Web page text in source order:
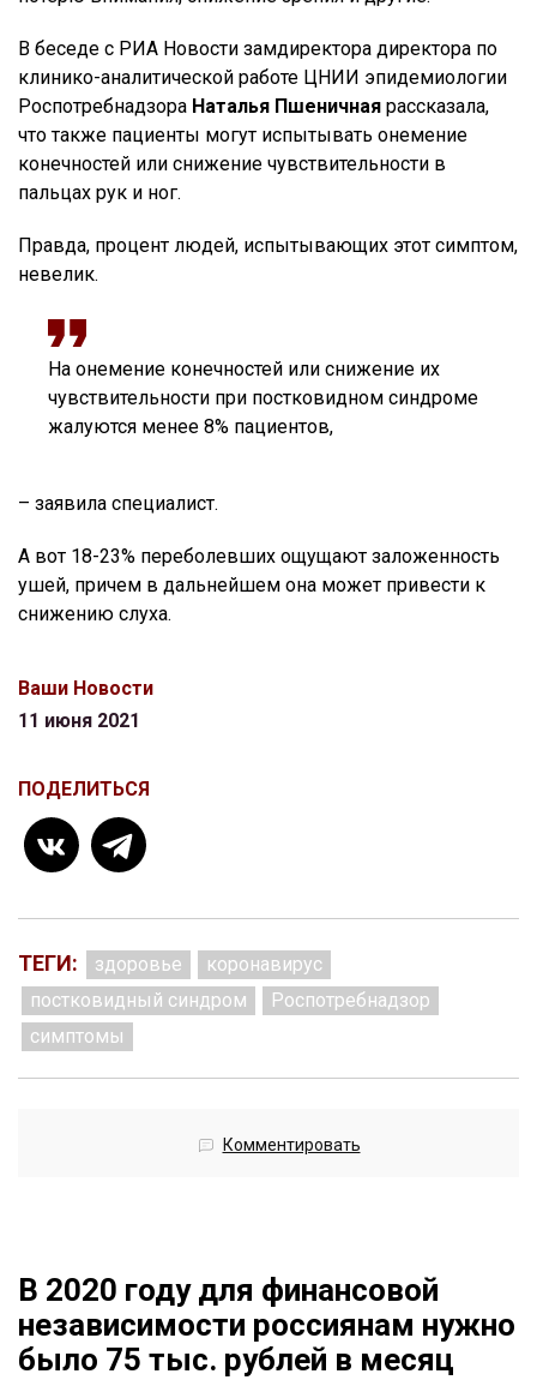
В беседе с РИА Новости замдиректора директора по
клинико-аналитической работе ЦНИИ эпидемиологии
Роспотребнадзора Наталья Пшеничная рассказала,
что также пациенты могут испытывать онемение
конечностей или снижение чувствительности в
пальцах рук и ног.
Правда, процент людей, испытывающих этот симптом,
невелик.
На онемение конечностей или снижение их
чувствительности при постковидном синдроме
жалуются менее 8% пациентов,
– заявила специалист.
А вот 18-23% переболевших ощущают заложенность
ушей, причем в дальнейшем она может привести к
снижению слуха.
Ваши Новости
11 июня 2021
ПОДЕЛИТЬСЯ
ТЕГИ: здоровье
коронавирус
постковидный синдром
Роспотребнадзор
симптомы
Комментировать
В 2020 году для финансовой
независимости россиянам нужно
было 75 тыс. рублей в месяц